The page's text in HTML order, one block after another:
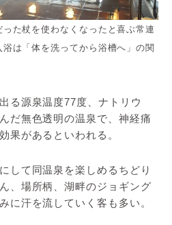
た杖を使わなくなったと喜ぶ常連
は「体を洗ってから浴槽へ」の関
る源泉温度77度、ナトリウ
だ無色透明の温泉で、神経痛
果があるといわれる。
して同温泉を楽しめるちどり
、場所柄、湖畔のジョギング
に汗を流していく客も多い。